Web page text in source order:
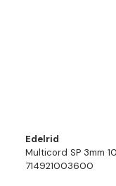
Edelrid
Multicord SP 3mm
714921003600